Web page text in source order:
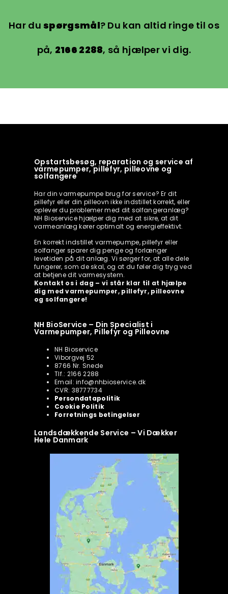
Har duspørgsmål? Du kan altid ringe til os
på, 2166 2288, så hjælper vi dig.
Opstartsbesøg, reparation og service af
varmepumper, pillefyr, pilleovne og
solfangere
Har din varmepumpe brug for service? Er dit
pillefyr eller din pilleovn ikke indstillet korrekt, eller
oplever du problemer med dit solfangeranlæg?
NH Bioservice hjælper dig med at sikre, at dit
varmeanlæg kører optimalt og energieffektivt.
En korrekt indstillet varmepumpe, pillefyr eller
solfanger sparer dig penge og forlænger
levetiden på dit anlæg. Vi sørger for, at alle dele
fungerer, som de skal, og at du føler dig tryg ved
at betjene dit varmesystem.
Kontakt os i dag – vi står klar til at hjælpe
dig med varmepumper, pillefyr, pilleovne
og solfangere!
NH BioService – Din Specialist i
Varmepumper, Pillefyr og Pilleovne
NH Bioservice
Viborgvej 52
8766 Nr. Snede
Tlf.: 2166 2288
Email: info@nhbioservice.dk
CVR: 38777734
Persondatapolitik
Cookie Politik
Forretnings betingelser
Landsdækkende Service – Vi Dækker
Hele Danmark